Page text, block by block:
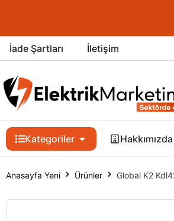
İade Şartları İletişim
Kategoriler Hakkımızda
Anasayfa Yeni Ürünler Global K2